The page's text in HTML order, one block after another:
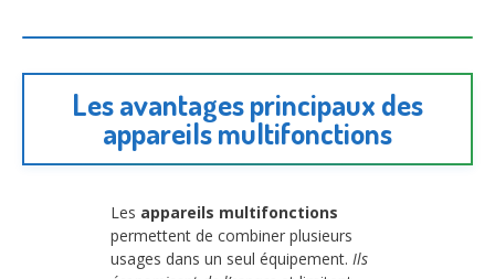
Les avantages principaux des
appareils multifonctions
Les appareils multifonctions
permettent de combiner plusieurs
usages dans un seul équipement. Ils